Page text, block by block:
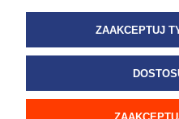
O
ZAAKCEPTUJ